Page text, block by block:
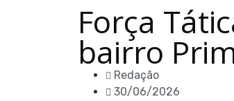
Força
bairro
Redação
30/06/2026